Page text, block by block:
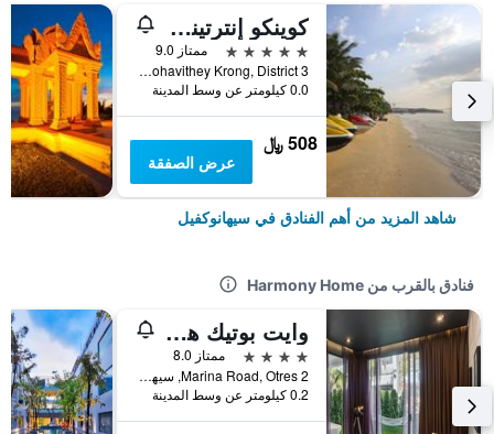
كوينكو إنترتينمينت ريزورت
5 نجوم
ممتاز 9.0
Victory Beach, Mohavithey Krong, District 3, سيهانوكفيل, كمبوديا
0.0 كيلومتر عن وسط المدينة
508 ﷼
عرض الصفقة
شاهد المزيد من أهم الفنادق في سيهانوكفيل
فنادق بالقرب من Harmony Home
وايت بوتيك هوتل آند ريزيدنسيس
4 نجوم
ممتاز 8.0
Marina Road, Otres 2, سيهانوكفيل, كمبوديا
0.2 كيلومتر عن وسط المدينة